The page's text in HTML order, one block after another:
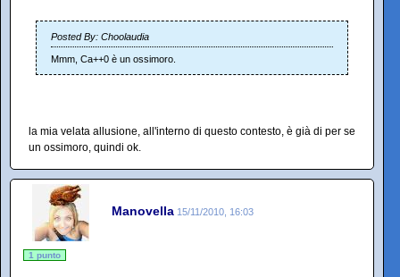
Posted By: Choolaudia
Mmm, Ca++0 è un ossimoro.
la mia velata allusione, all'interno di questo contesto, è già di per se
un ossimoro, quindi ok.
Manovella 15/11/2010, 16:03
1 punto